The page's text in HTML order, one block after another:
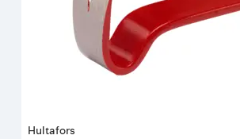
Hultafors